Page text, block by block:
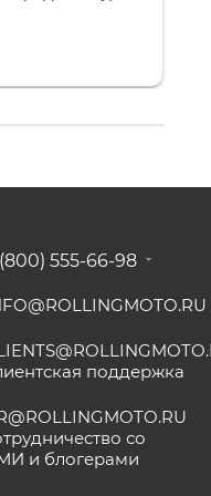
всё
555-66-98
поддержка
со
и блогерами